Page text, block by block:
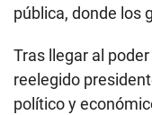
pública, donde los
Tras llegar al
reelegido
político y